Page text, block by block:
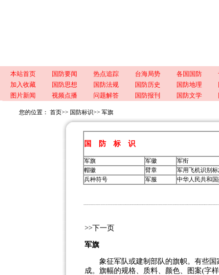
本站首页 国防要闻 热点追踪 台海局势 各国国防
加入收藏
国防思想 国防法规 国防历史 国防地理
图片新闻
视频点播 问题解答 国防报刊 国防文学
您的位置： 首页>> 国防标识>> 军旗
国 防 标 识
军旗 军徽
军衔
帽徽
臂章
军用飞机识别
兵种符号
军服 中华人民共和
>>下一页
军旗
象征军队或建制部队的旗帜。有些国
成。旗幅的规格、质料、颜色、图案(字